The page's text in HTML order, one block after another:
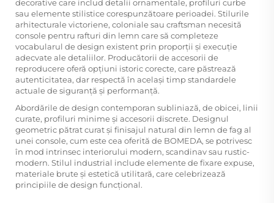
decorative care includ detalii ornamentale, profiluri curbe
sau elemente stilistice corespunzătoare perioadei. Stilurile
arhitecturale victoriene, coloniale sau craftsman necesită
console pentru rafturi din lemn care să completeze
vocabularul de design existent prin proporții și execuție
adecvate ale detaliilor. Producătorii de accesorii de
reproducere oferă opțiuni istoric corecte, care păstrează
autenticitatea, dar respectă în același timp standardele
actuale de siguranță și performanță.
Abordările de design contemporan subliniază, de obicei, linii
curate, profiluri minime și accesorii discrete. Designul
geometric pătrat curat și finisajul natural din lemn de fag al
unei console, cum este cea oferită de BOMEDA, se potrivesc
în mod intrinsec interiorului modern, scandinav sau rustic-
modern. Stilul industrial include elemente de fixare expuse,
materiale brute și estetică utilitară, care celebrizează
principiile de design funcțional.